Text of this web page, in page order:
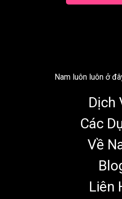
Nam luôn luôn ở
Dịch
Các
Về
Liên